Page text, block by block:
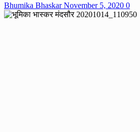
Bhumika BhaskarNovember 5, 2020 0